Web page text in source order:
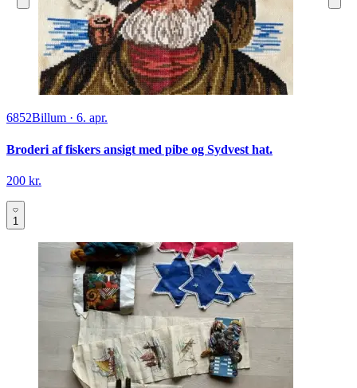
6852Billum · 6. apr.
Broderi af fiskers ansigt med pibe og Sydvest hat.
200 kr.
1